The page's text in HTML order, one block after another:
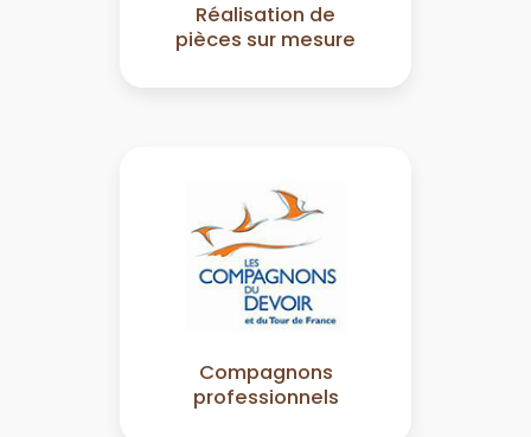
Réalisation de
pièces sur mesure
Compagnons
professionnels